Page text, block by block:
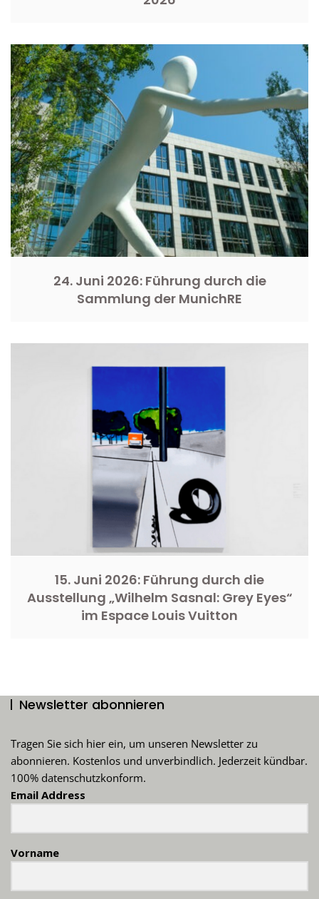
24. Juni 2026: Führung durch die
Sammlung der MunichRE
15. Juni 2026: Führung durch die
Ausstellung „Wilhelm Sasnal: Grey Eyes“
im Espace Louis Vuitton
Newsletter abonnieren
Tragen Sie sich hier ein, um unseren Newsletter zu
abonnieren. Kostenlos und unverbindlich. Jederzeit kündbar.
100% datenschutzkonform.
Email Address
Vorname